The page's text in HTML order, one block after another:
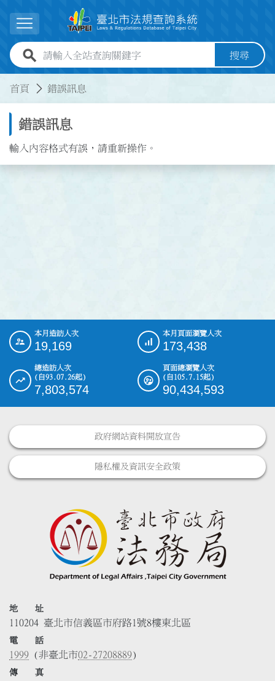
展開選單
全站查詢關鍵字欄位 搜尋
首頁 錯誤訊息
錯誤訊息
輸入內容格式有誤，請重新操作。
::: 本月造訪人次
19,169
本月頁面瀏覽人次
173,438
總造訪人次
(自93.07.26起)
7,803,574
頁面總瀏覽人次
(自105.7.15起)
90,434,593
政府網站資料開放宣告
隱私權及資訊安全政策
地 址
110204 臺北市信義區市府路1號8樓東北區
電 話
1999 (非臺北市02-27208889)
傳 真